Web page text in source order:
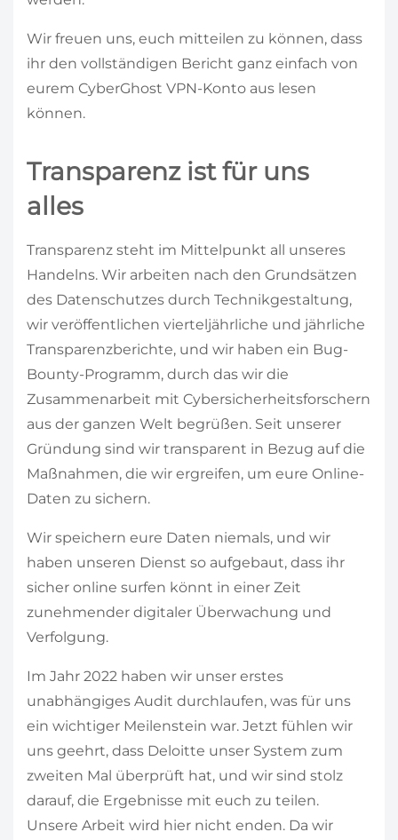
Wir freuen uns, euch mitteilen zu können, dass
ihr den vollständigen Bericht ganz einfach von
eurem CyberGhost VPN-Konto aus lesen
können.
Transparenz ist für uns
alles
Transparenz steht im Mittelpunkt all unseres
Handelns. Wir arbeiten nach den Grundsätzen
des Datenschutzes durch Technikgestaltung,
wir veröffentlichen vierteljährliche und jährliche
Transparenzberichte, und wir haben ein Bug-
Bounty-Programm, durch das wir die
Zusammenarbeit mit Cybersicherheitsforschern
aus der ganzen Welt begrüßen. Seit unserer
Gründung sind wir transparent in Bezug auf die
Maßnahmen, die wir ergreifen, um eure Online-
Daten zu sichern.
Wir speichern eure Daten niemals, und wir
haben unseren Dienst so aufgebaut, dass ihr
sicher online surfen könnt in einer Zeit
zunehmender digitaler Überwachung und
Verfolgung.
Im Jahr 2022 haben wir unser erstes
unabhängiges Audit durchlaufen, was für uns
ein wichtiger Meilenstein war. Jetzt fühlen wir
uns geehrt, dass Deloitte unser System zum
zweiten Mal überprüft hat, und wir sind stolz
darauf, die Ergebnisse mit euch zu teilen.
Unsere Arbeit wird hier nicht enden. Da wir